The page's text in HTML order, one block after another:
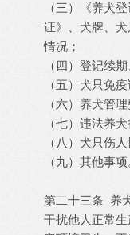
（三）《养犬
证》、犬牌、
情况；
（四）登记续
（五）犬只免
（六）养犬管
（七）违法养犬
（八）犬只伤人
（九）其他事项
第二十三条 养
干扰他人正常